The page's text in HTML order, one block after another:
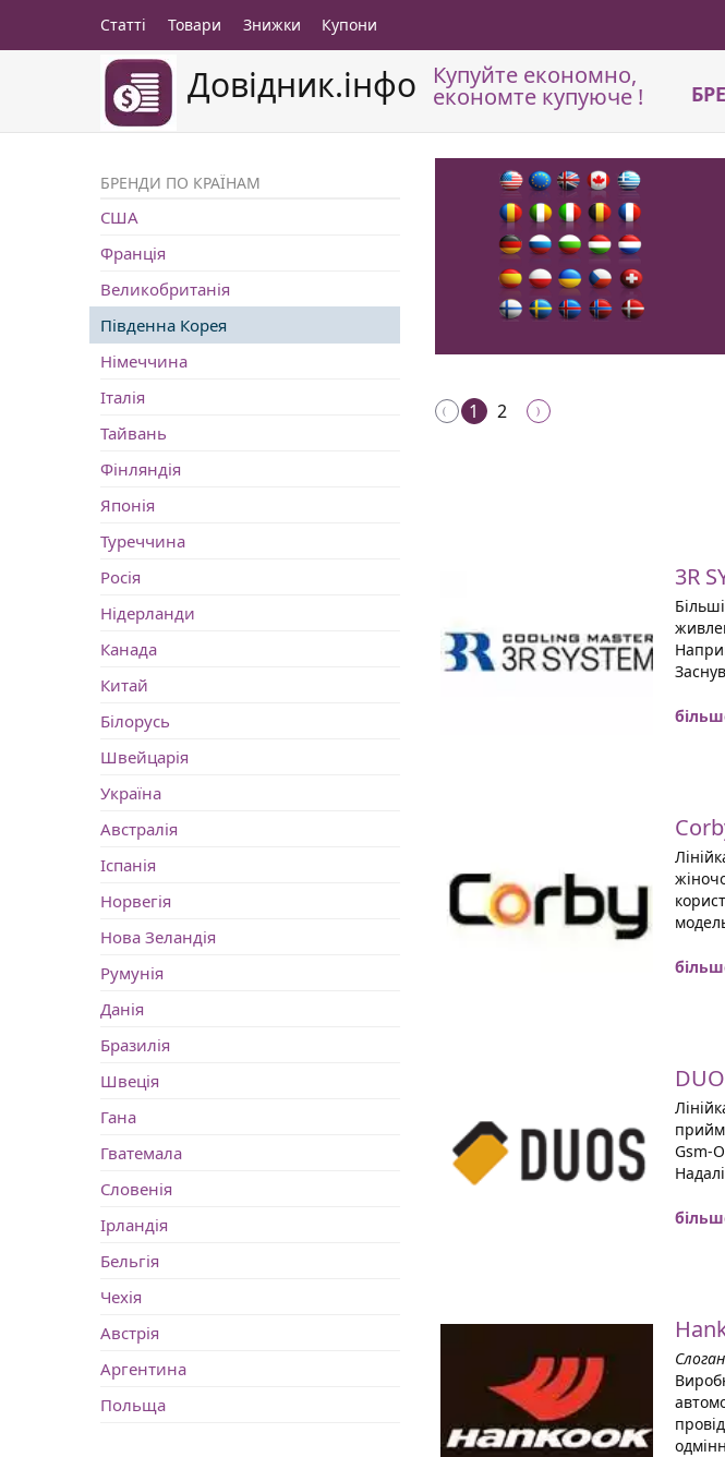
Довідник.інфо Купуйте економно,
економте купуюче !
Статті Товари Знижки Купони
БРЕНДИ ПО КРАЇНАМ
США
Франція
Великобританія
Південна Корея
Німеччина
Італія
Тайвань
Фінляндія
Японія
Туреччина
Росія
Нідерланди
Канада
Китай
Білорусь
Швейцарія
Україна
Австралія
Іспанія
Норвегія
Нова Зеландія
Румунія
Данія
Бразилія
Швеція
Гана
Гватемала
Словенія
Ірландія
Бельгія
Чехія
Австрія
Аргентина
Польща
1 2
3R
Gsm-